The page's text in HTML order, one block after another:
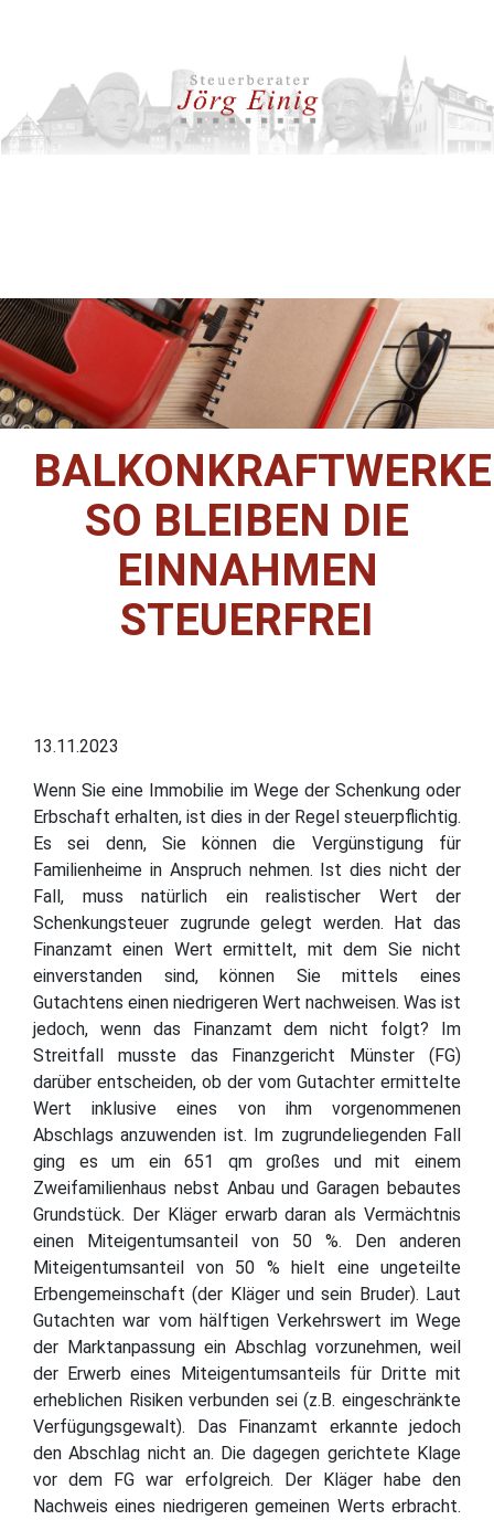
SO BLEIBEN DIE
EINNAHMEN
STEUERFREI
13.11.2023
Wenn Sie eine Immobilie im Wege der Schenkung oder
Erbschaft erhalten, ist dies in der Regel steuerpflichtig.
Es sei denn, Sie können die Vergünstigung für
Familienheime in Anspruch nehmen. Ist dies nicht der
Fall, muss natürlich ein realistischer Wert der
Schenkungsteuer zugrunde gelegt werden. Hat das
Finanzamt einen Wert ermittelt, mit dem Sie nicht
einverstanden sind, können Sie mittels eines
Gutachtens einen niedrigeren Wert nachweisen. Was ist
jedoch, wenn das Finanzamt dem nicht folgt? Im
Streitfall musste das Finanzgericht Münster (FG)
darüber entscheiden, ob der vom Gutachter ermittelte
Wert inklusive eines von ihm vorgenommenen
Abschlags anzuwenden ist. Im zugrundeliegenden Fall
ging es um ein 651 qm großes und mit einem
Zweifamilienhaus nebst Anbau und Garagen bebautes
Grundstück. Der Kläger erwarb daran als Vermächtnis
einen Miteigentumsanteil von 50 %. Den anderen
Miteigentumsanteil von 50 % hielt eine ungeteilte
Erbengemeinschaft (der Kläger und sein Bruder). Laut
Gutachten war vom hälftigen Verkehrswert im Wege
der Marktanpassung ein Abschlag vorzunehmen, weil
der Erwerb eines Miteigentumsanteils für Dritte mit
erheblichen Risiken verbunden sei (z.B. eingeschränkte
Verfügungsgewalt). Das Finanzamt erkannte jedoch
den Abschlag nicht an. Die dagegen gerichtete Klage
vor dem FG war erfolgreich. Der Kläger habe den
Nachweis eines niedrigeren gemeinen Werts erbracht.